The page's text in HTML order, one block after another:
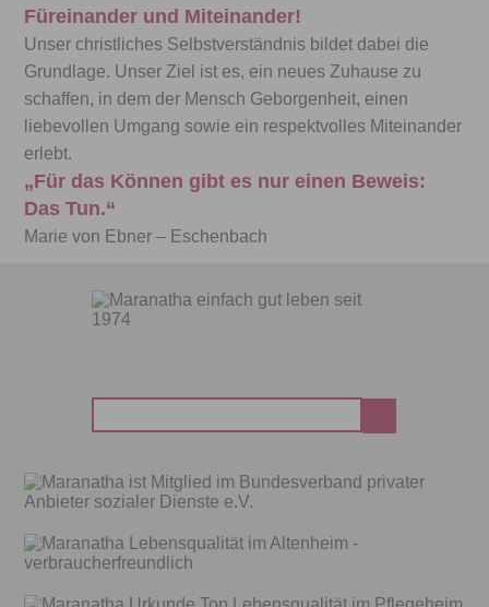
Füreinander und Miteinander!
Unser christliches Selbstverständnis bildet dabei die
Grundlage. Unser Ziel ist es, ein neues Zuhause zu
schaffen, in dem der Mensch Geborgenheit, einen
liebevollen Umgang sowie ein respektvolles Miteinander
erlebt.
„Für das Können gibt es nur einen Beweis:
Das Tun.“
Marie von Ebner – Eschenbach
nach: